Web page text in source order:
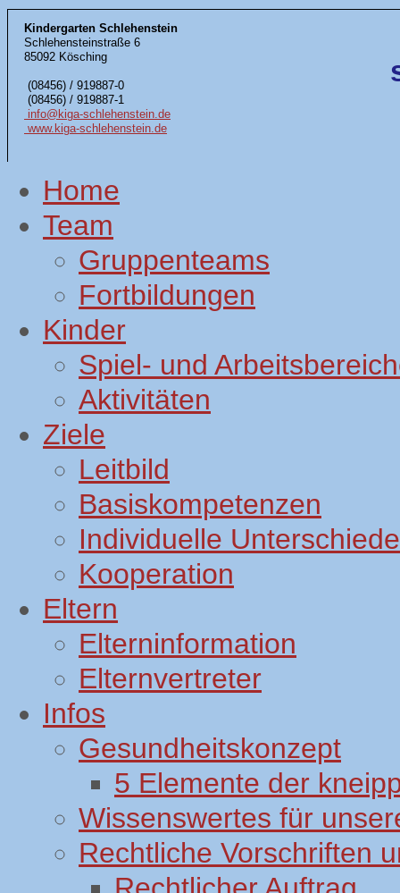
Kindergarten Schlehenstein
Schlehensteinstraße 6
85092 Kösching
(08456) / 919887-0
(08456) / 919887-1
info@kiga-schlehenstein.de
www.kiga-schlehenstein.de
Home
Team
Gruppenteams
Fortbildungen
Kinder
Spiel- und
Aktivitäten
Ziele
Leitbild
Basiskompetenzen
Individuelle Unterschiede
Kooperation
Eltern
Elterninformation
Elternvertreter
Infos
Gesundheitskonzept
5 Elemente der
Wissenswertes für
Rechtliche Vorschriften